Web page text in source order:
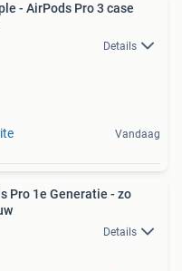
- AirPods Pro 3 case
Details
Vandaag
Pro 1e Generatie - zo
Details